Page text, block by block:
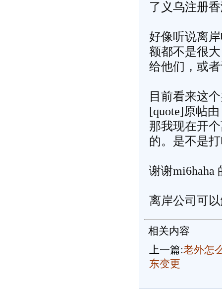
了 义乌注册
好像听说离
额都不是很
给他们，或
目前看来这
[quote]原帖
那我现在开
的。是不是
谢谢mi6haha
离岸公司可
相关内容
上一篇:老外怎
东变更